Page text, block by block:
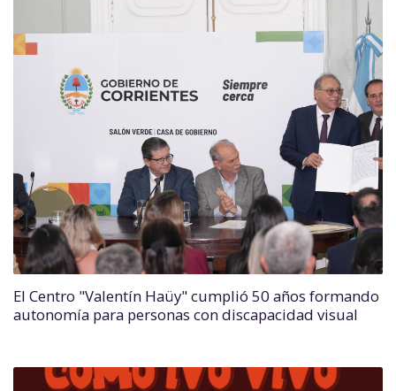
El Centro "Valentín Haüy" cumplió 50 años formando
autonomía para personas con discapacidad visual